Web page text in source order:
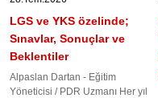
LGS ve YKS özelinde;
Sınavlar, Sonuçlar ve
Beklentiler
Alpaslan Dartan - Eğitim
Yöneticisi / PDR Uzmanı Her yıl